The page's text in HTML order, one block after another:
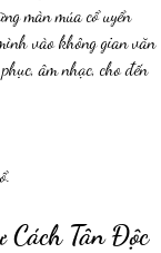
màn múa cổ uyển
vào không gian văn
âm nhạc, cho đến
Tân Độc